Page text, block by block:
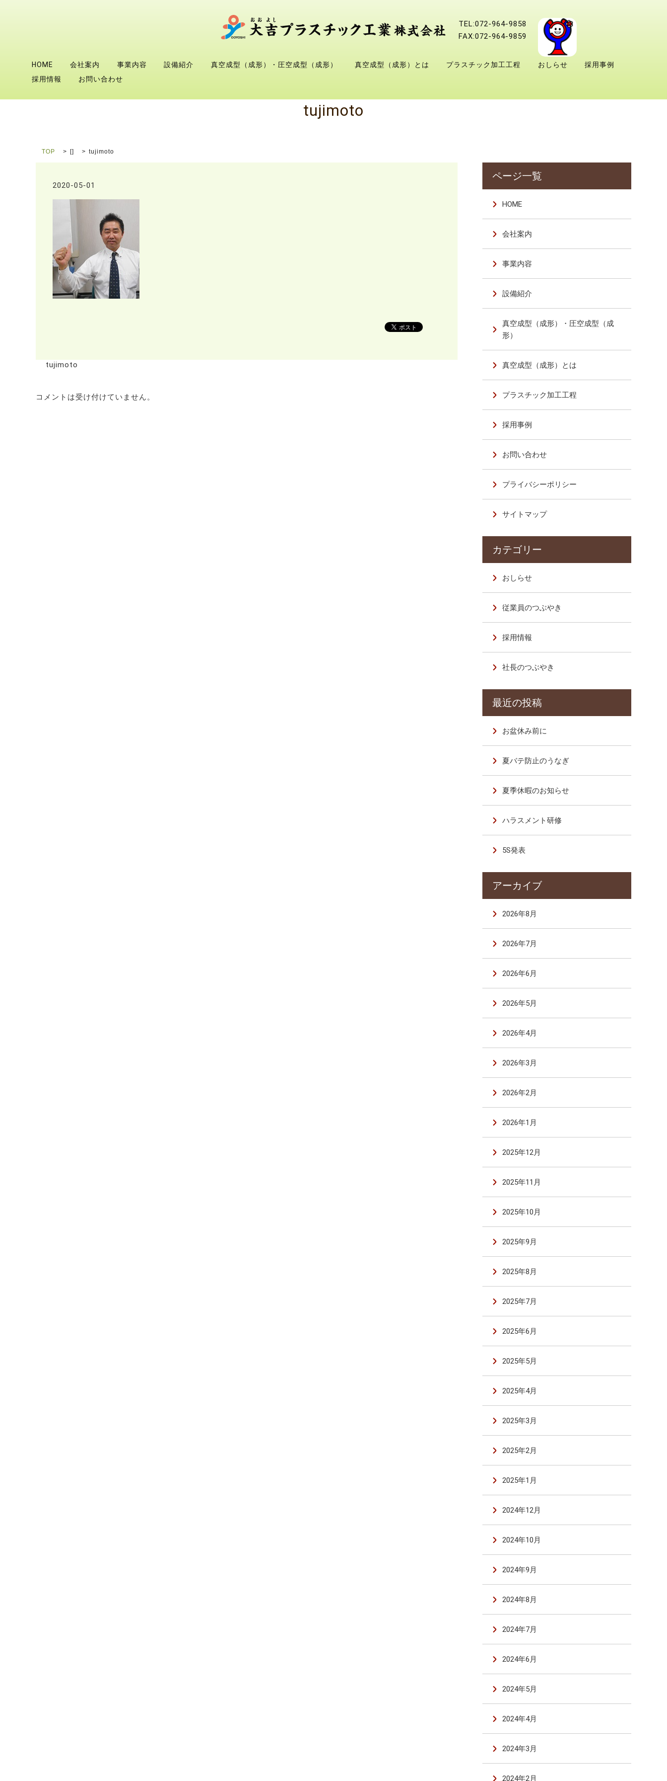
TEL:072-964-9858
FAX:072-964-9859
HOME 会社案内 事業内容 設備紹介 真空成型（成形）・圧空成型（成形） 真空成型（成形）とは プラスチック加工工程 おしらせ
採用事例
採用情報
お問い合わせ
tujimoto
TOP [] tujimoto
2020-05-01
tujimoto
コメントは受け付けていません。
HOME
会社案内
事業内容
設備紹介
真空成型（成形）・圧空成型（成
形）
真空成型（成形）とは
プラスチック加工工程
採用事例
お問い合わせ
プライバシーポリシー
サイトマップ
おしらせ
従業員のつぶやき
採用情報
社長のつぶやき
お盆休み前に
夏バテ防止のうなぎ
夏季休暇のお知らせ
ハラスメント研修
5S発表
2026年8月
2026年7月
2026年6月
2026年5月
2026年4月
2026年3月
2026年2月
2026年1月
2025年12月
2025年11月
2025年10月
2025年9月
2025年8月
2025年7月
2025年6月
2025年5月
2025年4月
2025年3月
2025年2月
2025年1月
2024年12月
2024年10月
2024年9月
2024年8月
2024年7月
2024年6月
2024年5月
2024年4月
2024年3月
2024年2月